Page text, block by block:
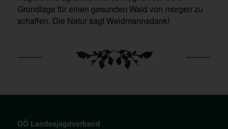
Grundlage für einen gesunden Wald von morgen zu
schaffen. Die Natur sagt Weidmannsdank!
OÖ Landesjagdverband